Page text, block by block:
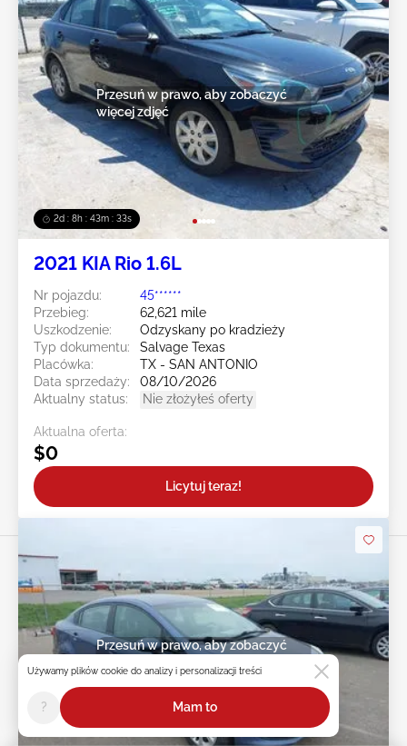
2d : 8h : 43m : 30s
Przesuń w prawo, aby zobaczyć
więcej zdjęć
2021 KIA Rio 1.6L
Nr pojazdu:
45******
Przebieg:
62,621 mile
Uszkodzenie:
Odzyskany po kradzieży
Typ dokumentu:
Salvage Texas
Placówka:
TX - SAN ANTONIO
Data sprzedaży:
08/10/2026
Aktualny status:
Nie złożyłeś oferty
Aktualna oferta:
$0
Licytuj teraz!
Przesuń w prawo, aby zobaczyć
Używamy plików cookie do analizy i personalizacji treści
? Mam to